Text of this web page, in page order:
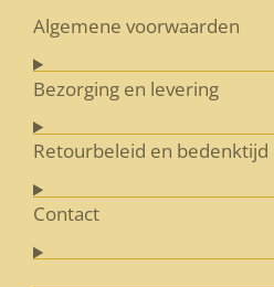
Algemene voorwaarden
Bezorging en levering
Retourbeleid en bedenktijd
Contact